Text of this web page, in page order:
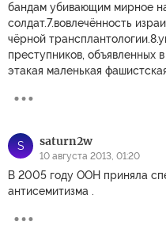
бандам убивающим мирное
солдат.7.вовлечённость
чёрной
преступников, объявленных
этакая маленькая
S saturn2w
10 августа 2013, 01:20
В 2005 году ООН приняла
антисемитизма .